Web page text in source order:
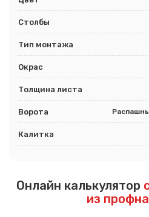
Столбы
Тип монтажа
Окрас
Толщина листа
Ворота
Калитка
Онлайн калькулятор
из